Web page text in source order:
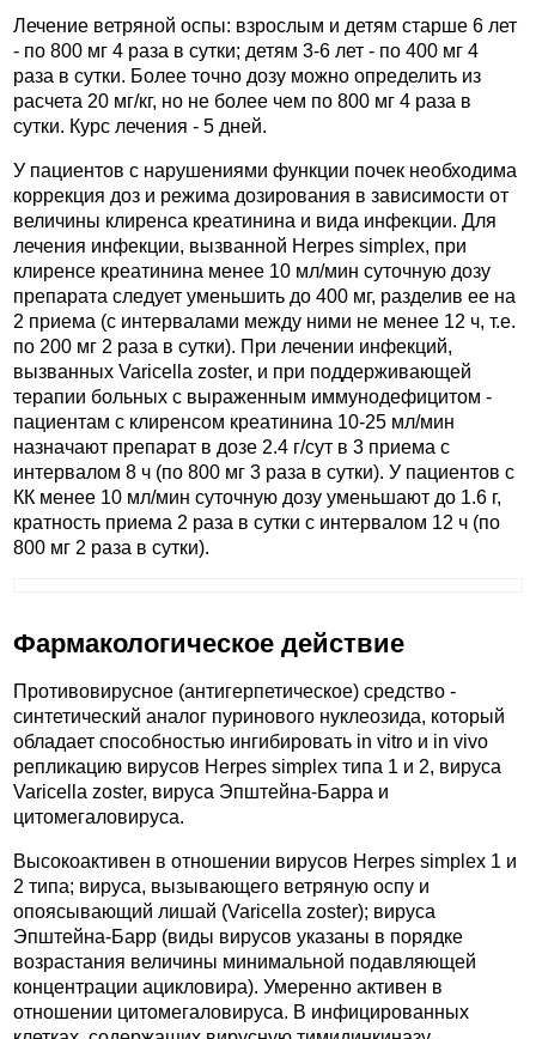
Лечение ветряной оспы: взрослым и детям старше 6 лет
- по 800 мг 4 раза в сутки; детям 3-6 лет - по 400 мг 4
раза в сутки. Более точно дозу можно определить из
расчета 20 мг/кг, но не более чем по 800 мг 4 раза в
сутки. Курс лечения - 5 дней.
У пациентов с нарушениями функции почек необходима
коррекция доз и режима дозирования в зависимости от
величины клиренса креатинина и вида инфекции. Для
лечения инфекции, вызванной Herpes simplex, при
клиренсе креатинина менее 10 мл/мин суточную дозу
препарата следует уменьшить до 400 мг, разделив ее на
2 приема (с интервалами между ними не менее 12 ч, т.е.
по 200 мг 2 раза в сутки). При лечении инфекций,
вызванных Varicella zoster, и при поддерживающей
терапии больных с выраженным иммунодефицитом -
пациентам с клиренсом креатинина 10-25 мл/мин
назначают препарат в дозе 2.4 г/сут в 3 приема с
интервалом 8 ч (по 800 мг 3 раза в сутки). У пациентов с
КК менее 10 мл/мин суточную дозу уменьшают до 1.6 г,
кратность приема 2 раза в сутки с интервалом 12 ч (по
800 мг 2 раза в сутки).
Фармакологическое действие
Противовирусное (антигерпетическое) средство -
синтетический аналог пуринового нуклеозида, который
обладает способностью ингибировать in vitro и in vivo
репликацию вирусов Herpes simplex типа 1 и 2, вируса
Varicella zoster, вируса Эпштейна-Барра и
цитомегаловируса.
Высокоактивен в отношении вирусов Herpes simplex 1 и
2 типа; вируса, вызывающего ветряную оспу и
опоясывающий лишай (Varicella zoster); вируса
Эпштейна-Барр (виды вирусов указаны в порядке
возрастания величины минимальной подавляющей
концентрации ацикловира). Умеренно активен в
отношении цитомегаловируса. В инфицированных